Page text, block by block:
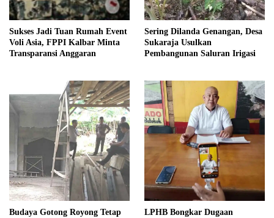
Sukses Jadi Tuan Rumah Event
Voli Asia, FPPI Kalbar Minta
Transparansi Anggaran
Sering Dilanda Genangan, Desa
Sukaraja Usulkan
Pembangunan Saluran Irigasi
Budaya Gotong Royong Tetap
LPHB Bongkar Dugaan